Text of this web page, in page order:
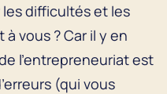
difficultés et les
vous ? Car il y en
l’entrepreneuriat est
(qui vous